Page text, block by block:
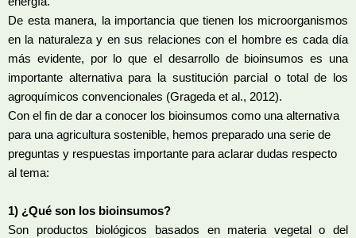
De esta manera, la importancia que tienen los microorganismos
en la naturaleza y en sus relaciones con el hombre es cada día
más evidente, por lo que el desarrollo de bioinsumos es una
importante alternativa para la sustitución parcial o total de los
agroquímicos convencionales (Grageda et al., 2012).
Con el fin de dar a conocer los bioinsumos como una alternativa
para una agricultura sostenible, hemos preparado una serie de
preguntas y respuestas importante para aclarar dudas respecto
al tema:
1) ¿Qué son los bioinsumos?
Son productos biológicos basados en materia vegetal o del